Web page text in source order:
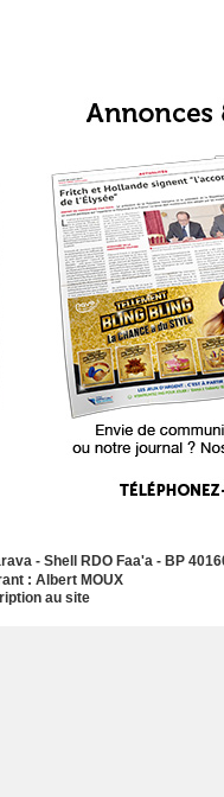
- Shell RDO Faa'a - BP
: Albert MOUX
au site